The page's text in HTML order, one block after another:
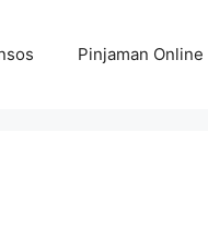
Pinjaman Online